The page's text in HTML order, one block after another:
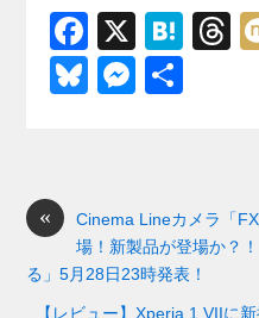
F
a
c
o
o
X
H
T
s
Bl
y
M
n
g
er
«
Cinema Lineカメラ「
場！新製品が登場か？
る」5月28日23時発表！
【レビュー】Xperia 1 VIIに